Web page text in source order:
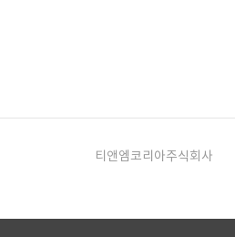
티앤엠코리아주식회사